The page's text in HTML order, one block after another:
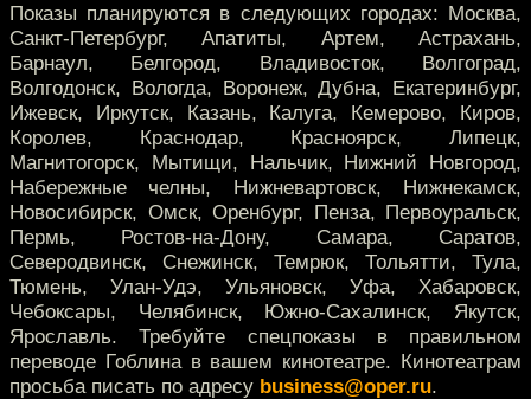
Показы планируются в следующих городах: Москва,
Санкт-Петербург, Апатиты, Артем, Астрахань,
Барнаул, Белгород, Владивосток, Волгоград,
Волгодонск, Вологда, Воронеж, Дубна, Екатеринбург,
Ижевск, Иркутск, Казань, Калуга, Кемерово, Киров,
Королев, Краснодар, Красноярск, Липецк,
Магнитогорск, Мытищи, Нальчик, Нижний Новгород,
Набережные челны, Нижневартовск, Нижнекамск,
Новосибирск, Омск, Оренбург, Пенза, Первоуральск,
Пермь, Ростов-на-Дону, Самара, Саратов,
Северодвинск, Снежинск, Темрюк, Тольятти, Тула,
Тюмень, Улан-Удэ, Ульяновск, Уфа, Хабаровск,
Чебоксары, Челябинск, Южно-Сахалинск, Якутск,
Ярославль. Требуйте спецпоказы в правильном
переводе Гоблина в вашем кинотеатре. Кинотеатрам
просьба писать по адресу business@oper.ru.